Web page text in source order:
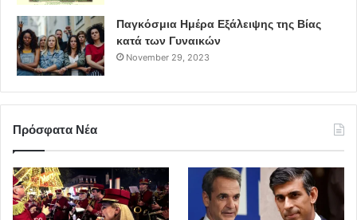
Παγκόσμια Ημέρα Εξάλειψης της Βίας
κατά των Γυναικών
November 29, 2023
Πρόσφατα Νέα